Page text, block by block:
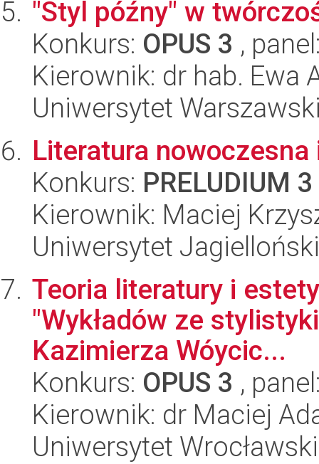
"Styl późny" w
Konkurs: OPUS 3 ,
Kierownik: dr hab. Ewa
Uniwersytet
Literatura
Konkurs: PRELUDIUM 3
Kierownik: Maciej
Uniwersytet
Teoria literatury i
"Wykładów ze
Kazimierza Wóycic...
Konkurs: OPUS 3 ,
Kierownik: dr Maciej
Uniwersytet